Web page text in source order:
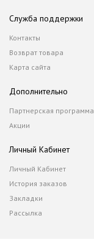
Служба поддержки
Контакты
Возврат товара
Карта сайта
Дополнительно
Партнерская программа
Акции
Личный Кабинет
Личный Кабинет
История заказов
Закладки
Рассылка